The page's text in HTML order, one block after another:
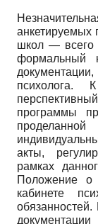
анкетируемых
школ — всего
формальный
психолога.
программы
акты,
рамках
Положение о
кабинете
обязанностей.